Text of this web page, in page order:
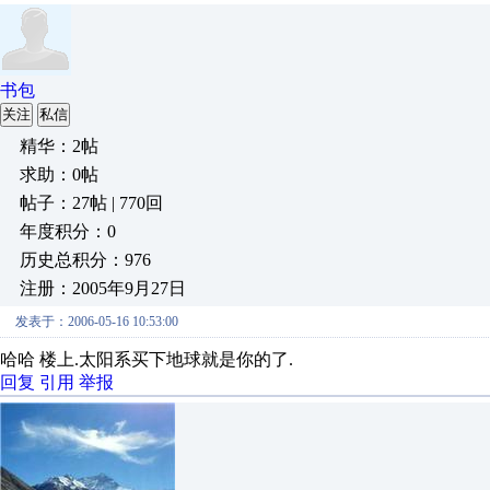
书包
关注 私信
精华：2帖
求助：0帖
帖子：27帖 | 770回
年度积分：0
历史总积分：976
注册：2005年9月27日
发表于：2006-05-16 10:53:00
哈哈 楼上.太阳系买下地球就是你的了.
回复 引用 举报